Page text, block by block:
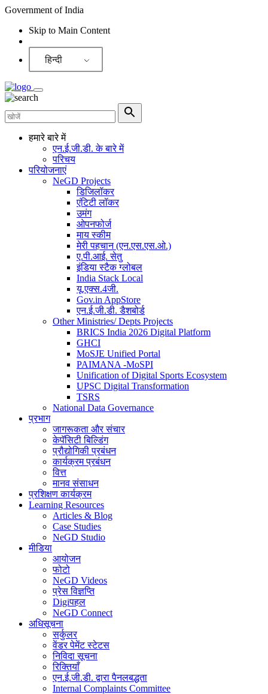
Government of India
Skip to Main Content
हिन्दी
हमारे बारे में
एन.ई.जी.डी. के बारे में
परिचय
परियोजनाएं
NeGD Projects
डिजिलॉकर
एंटिटी लॉकर
उमंग
ओपनफोर्ज
माय स्कीम
मेरी पहचान (एन.एस.एस.ओ.)
ए.पी.आई. सेतु
इंडिया स्टैक ग्लोबल
India Stack Local
यू.एक्स.4जी.
Gov.in AppStore
एन.ई.जी.डी. डैशबोर्ड
Other Ministries/ Depts Projects
BRICS India 2026 Digital Platform
GHCI
MoSJE Unified Portal
PAIMANA -MoSPI
Unification of Digital Sports Ecosystem
UPSC Digital Transformation
TSRS
National Data Governance
प्रभाग
जागरूकता और संचार
केपॅसिटी बिल्डिंग
प्रौद्योगिकी प्रबंधन
कार्यक्रम प्रबंधन
वित्त
मानव संसाधन
प्रशिक्षण कार्यक्रम
Learning Resources
Articles & Blog
Case Studies
NeGD Studio
मीडिया
आयोजन
फोटो
NeGD Videos
प्रेस विज्ञप्ति
Digiपहल
NeGD Connect
अधिसूचना
सर्कुलर
वेंडर पेमेंट स्टेटस
निविदा सूचना
रिक्तियाँ
एन.ई.जी.डी. द्वारा पैनलबद्धता
Internal Complaints Committee